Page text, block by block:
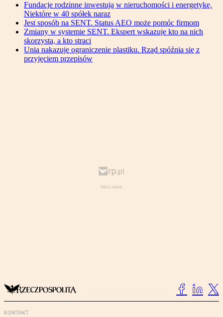
Fundacje rodzinne inwestują w nieruchomości i energetykę.
Niektóre w 40 spółek naraz
Jest sposób na SENT. Status AEO może pomóc firmom
Zmiany w systemie SENT. Ekspert wskazuje kto na nich
skorzysta, a kto straci
Unia nakazuje ograniczenie plastiku. Rząd spóźnia się z
przyjęciem przepisów
KONTAKT